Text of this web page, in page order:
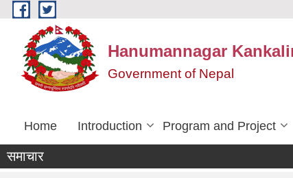
Skip to main content
Hanumannagar
Government of Nepal
Home Introduction Program and Project
समाचार